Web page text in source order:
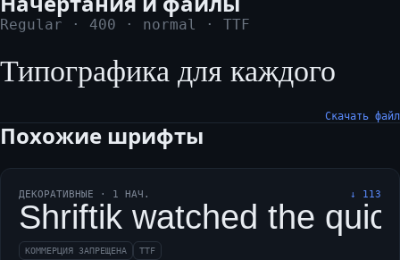
Regular · 400 · normal · TTF
Типографика для каждого
Скачать файл
Похожие шрифты
ДЕКОРАТИВНЫЕ · 1 НАЧ. ↓ 113
Shriftik watched the
КОММЕРЦИЯ ЗАПРЕЩЕНА TTF